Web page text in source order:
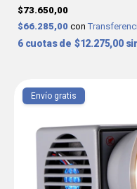
$73.650,00
$66.285,00 con
6 $12.275,00
Envío gratis